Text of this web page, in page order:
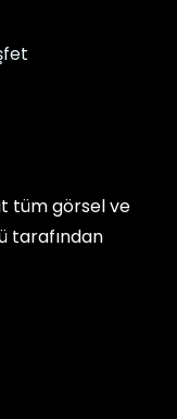
tüm görsel ve
tarafından